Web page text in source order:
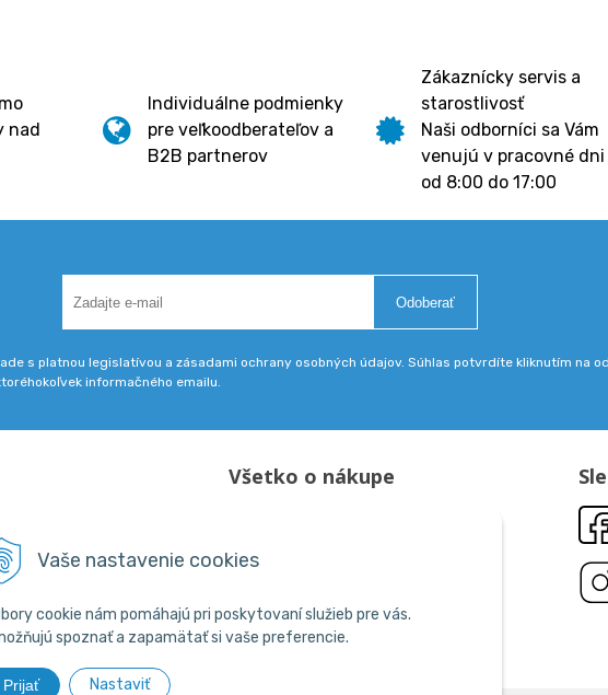
Vaše nastavenie cookies
cookie nám pomáhajú pri poskytovaní služieb pre vás.
spoznať a zapamätať si vaše preferencie.
Prijať Nastaviť
nad
Individuálne podmienky
pre veľkoodberateľov a
B2B partnerov
Zákaznícky servis a
starostlivosť
Naši odborníci sa Vám
venujú v pracovné dni
od 8:00 do 17:00
Odoberať
s platnou legislatívou a zásadami ochrany osobných údajov. Súhlas potvrdíte kliknutím na
informačného emailu.
800 200
Všetko o nákupe